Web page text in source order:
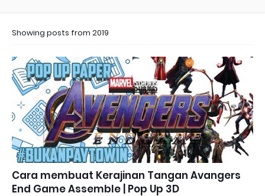
Showing posts from 2019
Cara membuat Kerajinan Tangan Avangers
End Game Assemble | Pop Up 3D